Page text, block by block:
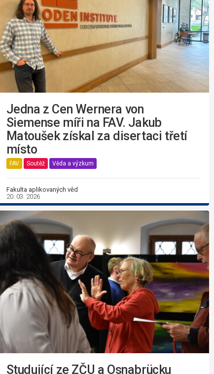
Jedna z Cen Wernera von
Siemense míři na FAV. Jakub
Matoušek získal za disertaci třetí
místo
FAV Soutěž Věda a výzkum
Fakulta aplikovaných věd
20. 03. 2026
Studující ze ZČU a Osnabrücku